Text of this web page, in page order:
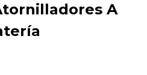
A